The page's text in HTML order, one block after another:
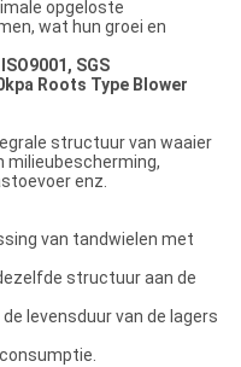
opgeloste
wat hun groei en
SGS
Roots Type Blower
structuur van waaier
milieubescherming,
enz.
van tandwielen met
structuur aan de
levensduur van de lagers